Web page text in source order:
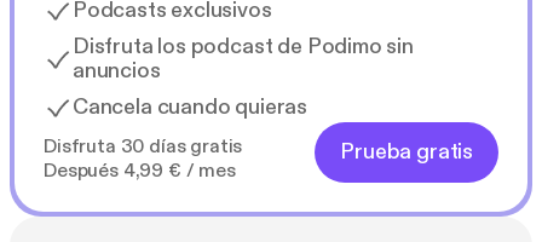
Podcasts exclusivos
Disfruta los podcast de Podimo sin
anuncios
Cancela cuando quieras
Disfruta 30 días gratis
Después 4,99 € / mes
Prueba gratis